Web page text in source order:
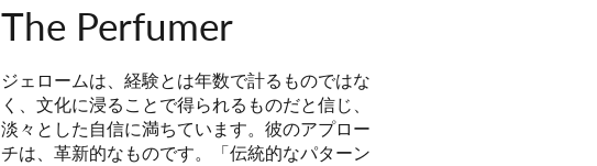
The Perfumer
ジェロームは、経験とは年数で計るものではな
く、文化に浸ることで得られるものだと信じ、
淡々とした自信に満ちています。彼のアプロー
チは、革新的なものです。「伝統的なパターン